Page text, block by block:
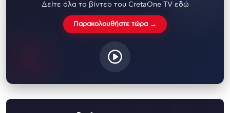
Δείτε όλα τα βίντεο του CretaOne TV εδώ
Παρακολουθήστε τώρα →